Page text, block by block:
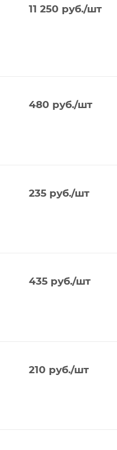
11 250 руб./шт
480 руб./шт
235руб./шт
435руб./шт
210 руб./шт